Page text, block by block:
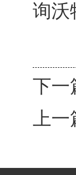
询沃
下一
上一